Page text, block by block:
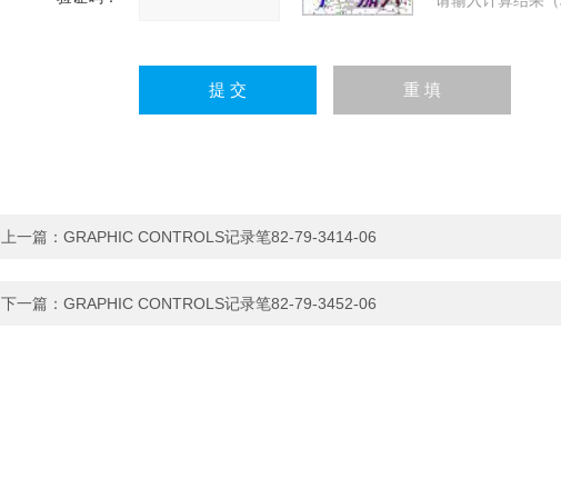
上一篇： GRAPHIC CONTROLS记录笔82-79-3414-06
下一篇： GRAPHIC CONTROLS记录笔82-79-3452-06